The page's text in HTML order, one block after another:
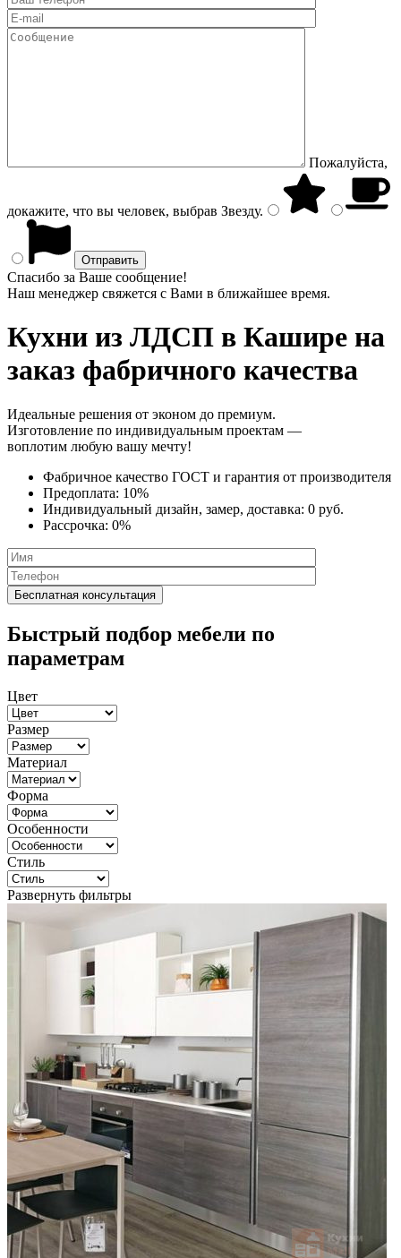
Пожалуйста,
докажите, что вы человек, выбрав Звезду.
Спасибо за Ваше сообщение!
Наш менеджер свяжется с Вами в ближайшее время.
Кухни из ЛДСП в Кашире на
заказ фабричного качества
Идеальные решения от эконом до премиум.
Изготовление по индивидуальным проектам —
воплотим любую вашу мечту!
Фабричное качество ГОСТ и гарантия от производителя
Предоплата: 10%
Индивидуальный дизайн, замер, доставка: 0 руб.
Рассрочка: 0%
Быстрый подбор мебели по
параметрам
Цвет
Размер
Материал
Форма
Особенности
Стиль
Развернуть фильтры